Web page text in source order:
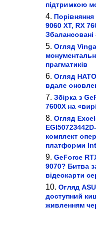
підтримкою
9060 XT, RX
Огляд
прагматиків
Огляд
вдале
Збірка з
7600X на
Огляд
комплект
платформи
GeForce
9070? Битва
відеокарти
Огляд
доступний
живленням